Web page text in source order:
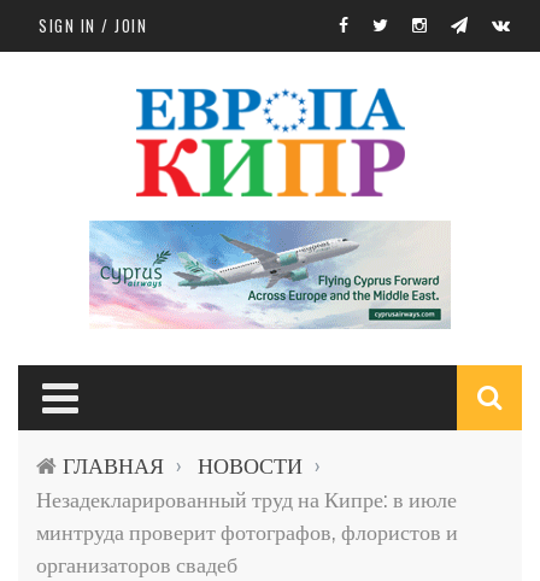
Skip to main content
SIGN IN / JOIN
ГЛАВНАЯ › НОВОСТИ ›
Незадекларированный труд на Кипре: в июле
минтруда проверит фотографов, флористов и
организаторов свадеб